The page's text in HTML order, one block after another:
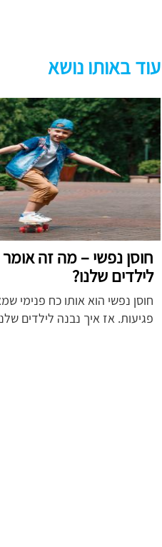
עוד באותו נושא
חוסן נפשי – מה זה
לילדים שלנו?
חוסן נפשי הוא אותו כח
פגיעות. אז איך נבנה לילדים